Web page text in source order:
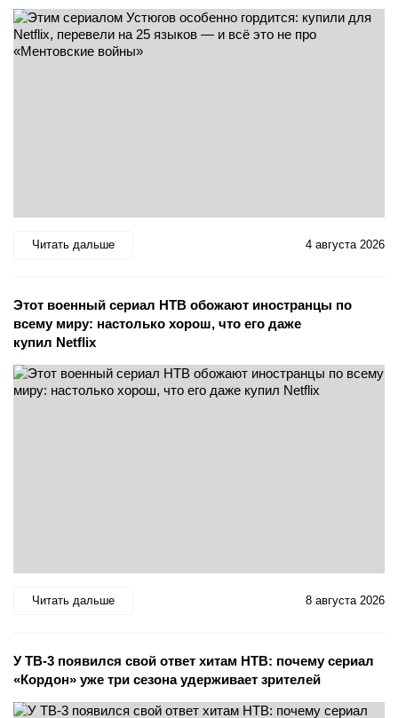
Читать дальше 4 августа 2026
Этот военный сериал НТВ обожают иностранцы по
всему миру: настолько хорош, что его даже
купил Netflix
Читать дальше 8 августа 2026
У ТВ-3 появился свой ответ хитам НТВ: почему сериал
«Кордон» уже три сезона удерживает зрителей